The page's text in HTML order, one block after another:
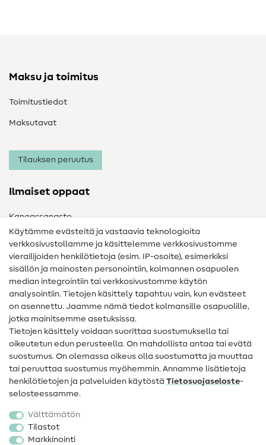
Maksu ja toimitus
Toimitustiedot
Maksutavat
Tilauksen peruutus
Ilmaiset oppaat
Kangassanasto
Ompelusanasto
Ompeluohjeet
Apua ja yhteystiedot
Yhteystiedot
Tietoa omistajanvaihdoksesta
Peruutusoikeus
Suosittu
Kankaat
Ompelutarvikkeet
Käytämme evästeitä ja vastaavia teknologioita
verkkosivustollamme ja käsittelemme verkkosivustomme
vierailijoiden henkilötietoja (esim. IP-osoite), esimerkiksi
sisällön ja mainosten personointiin, kolmannen osapuolen
median integrointiin tai verkkosivustomme käytön
analysointiin. Tietojen käsittely tapahtuu vain, kun evästeet
on asennettu. Jaamme nämä tiedot kolmansille osapuolille,
jotka mainitsemme asetuksissa.
Tietojen käsittely voidaan suorittaa suostumuksella tai
oikeutetun edun perusteella. On mahdollista antaa tai evätä
suostumus. On olemassa oikeus olla suostumatta ja muuttaa
tai peruuttaa suostumus myöhemmin. Annamme lisätietoja
henkilötietojen ja palveluiden käytöstä Tietosuojaseloste-
selosteessamme.
Välttämätön
Tilastot
Markkinointi